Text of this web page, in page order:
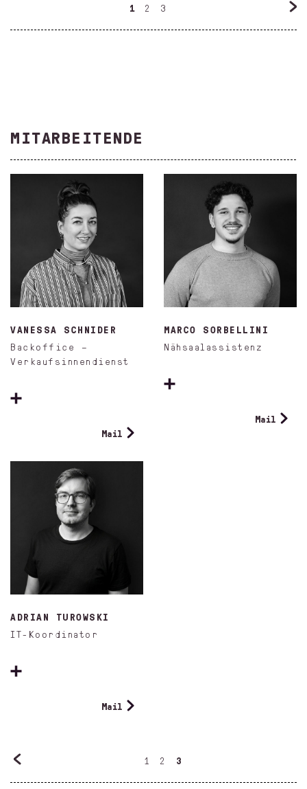
1 2 3
MITARBEITENDE
VANESSA SCHNIDER
Backoffice –
Verkaufsinnendienst
Mail
MARCO SORBELLINI
Nähsaalassistenz
Mail
ADRIAN TUROWSKI
IT-Koordinator
Mail
1 2 3